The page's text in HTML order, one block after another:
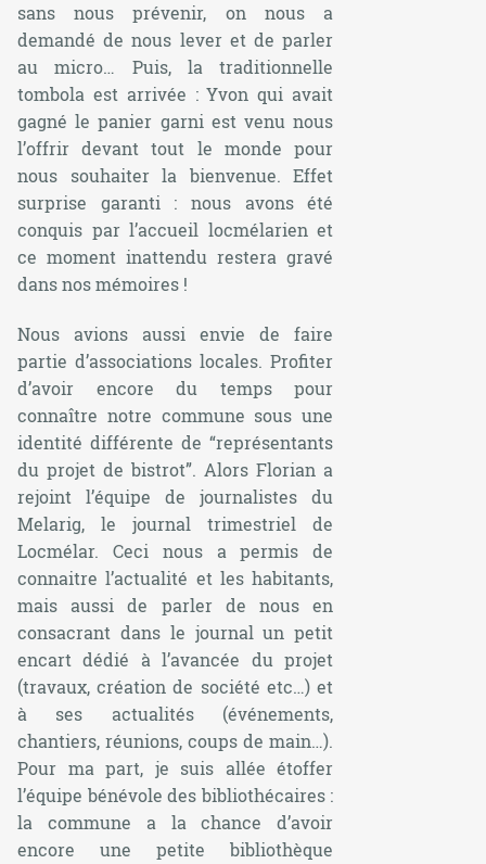
sans nous prévenir, on nous a
demandé de nous lever et de parler
au micro… Puis, la traditionnelle
tombola est arrivée : Yvon qui avait
gagné le panier garni est venu nous
l’offrir devant tout le monde pour
nous souhaiter la bienvenue. Effet
surprise garanti : nous avons été
conquis par l’accueil locmélarien et
ce moment inattendu restera gravé
dans nos mémoires !
Nous avions aussi envie de faire
partie d’associations locales. Profiter
d’avoir encore du temps pour
connaître notre commune sous une
identité différente de “représentants
du projet de bistrot”. Alors Florian a
rejoint l’équipe de journalistes du
Melarig, le journal trimestriel de
Locmélar. Ceci nous a permis de
connaitre l’actualité et les habitants,
mais aussi de parler de nous en
consacrant dans le journal un petit
encart dédié à l’avancée du projet
(travaux, création de société etc…) et
à ses actualités (événements,
chantiers, réunions, coups de main…).
Pour ma part, je suis allée étoffer
l’équipe bénévole des bibliothécaires :
la commune a la chance d’avoir
encore une petite bibliothèque